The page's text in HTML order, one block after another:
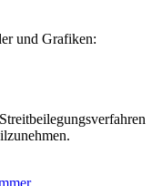
und Grafiken: